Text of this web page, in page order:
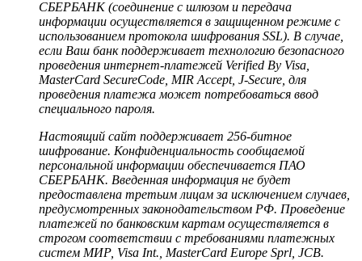
СБЕРБАНК (соединение с шлюзом и передача
информации осуществляется в защищенном режиме с
использованием протокола шифрования SSL). В случае,
если Ваш банк поддерживает технологию безопасного
проведения интернет-платежей Verified By Visa,
MasterCard SecureCode, MIR Accept, J-Secure, для
проведения платежа может потребоваться ввод
специального пароля.
Настоящий сайт поддерживает 256-битное
шифрование. Конфиденциальность сообщаемой
персональной информации обеспечивается ПАО
СБЕРБАНК. Введенная информация не будет
предоставлена третьим лицам за исключением случаев,
предусмотренных законодательством РФ. Проведение
платежей по банковским картам осуществляется в
строгом соответствии с требованиями платежных
систем МИР, Visa Int., MasterCard Europe Sprl, JCB.